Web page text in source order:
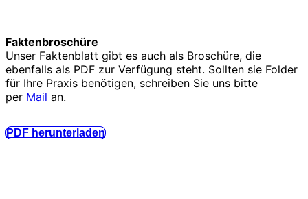
Faktenbroschüre
Unser Faktenblatt gibt es auch als Broschüre, die
ebenfalls als PDF zur Verfügung steht. Sollten sie Folder
für Ihre Praxis benötigen, schreiben Sie uns bitte
per Mail an.
PDF herunterladen